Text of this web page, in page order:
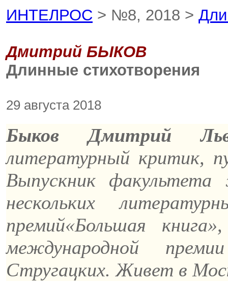
ИНТЕЛРОС > №8, 2018 >
Дмитрий БЫКОВ
Длинные стихотворения
29 августа 2018
Быков Дмитрий
литературный критик,
Выпускник
нескольких
премий«Большая
международной
Стругацких. Живет в